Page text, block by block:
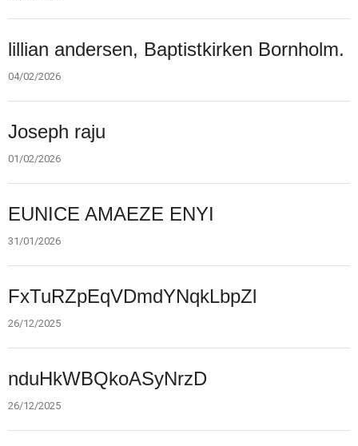
4.
feb.
2026
lillian andersen, Baptistkirken Bornholm.
04/02/2026
1.
feb.
2026
Joseph raju
01/02/2026
31.
jan.
2026
EUNICE AMAEZE ENYI
31/01/2026
26.
dec.
2025
FxTuRZpEqVDmdYNqkLbpZl
26/12/2025
26.
dec.
2025
nduHkWBQkoASyNrzD
26/12/2025